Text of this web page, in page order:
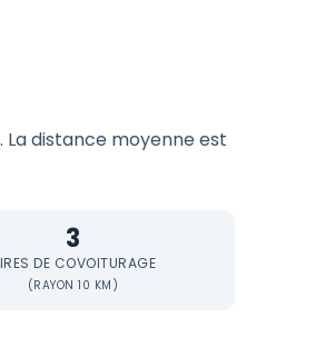
distance moyenne est
3
DE COVOITURAGE
(RAYON 10 KM)